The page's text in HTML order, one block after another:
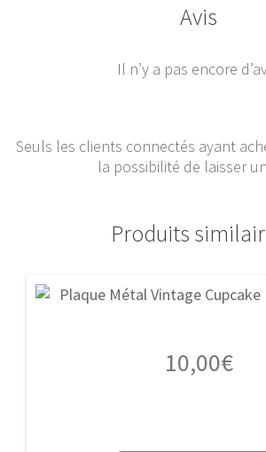
Avis
Il n’y a pas encore
Seuls les clients connectés ayant
la possibilité de laisser
Produits
10,00€